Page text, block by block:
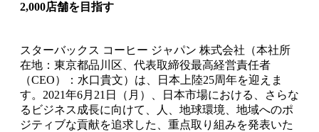
2,000店舗を目指す
スターバックス コーヒー ジャパン 株式会社（本社所
在地：東京都品川区、代表取締役最高経営責任者
（CEO）：水口貴文）は、日本上陸25周年を迎えま
す。2021年6月21日（月）、日本市場における、さらな
るビジネス成長に向けて、人、地球環境、地域へのポ
ジティブな貢献を追求した、重点取り組みを発表いた